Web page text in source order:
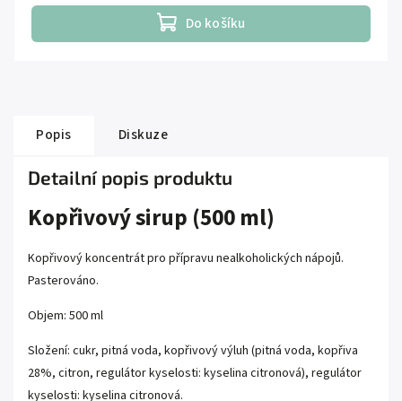
Do košíku
Popis Diskuze
Detailní popis produktu
Kopřivový sirup (500 ml)
Kopřivový koncentrát pro přípravu nealkoholických nápojů.
Pasterováno.
Objem: 500 ml
Složení: cukr, pitná voda, kopřivový výluh (pitná voda, kopřiva
28%, citron, regulátor kyselosti: kyselina citronová), regulátor
kyselosti: kyselina citronová.